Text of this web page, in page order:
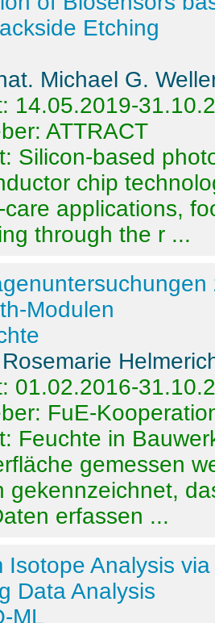
Etching
Michael G.
14.05.2019-
ATTRACT
Silicon-based
chip
care applications,
through the r ...
Modulen
01.02.2016-
FuE-
Feuchte in
gemessen
gekennzeichnet,
erfassen ...
Isotope Analysis
Data Analysis
ML